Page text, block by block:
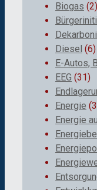
Biogas (2)
Diesel (6)
E-Autos,
EEG (31)
Energie
Energie